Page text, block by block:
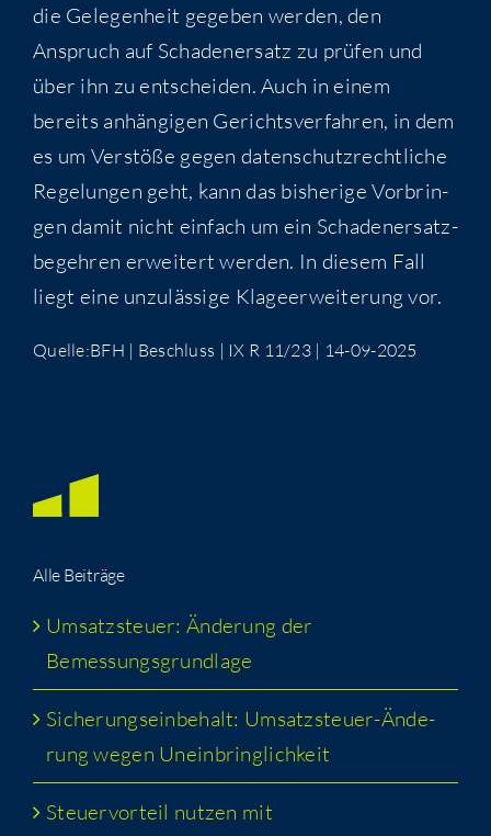
die Gele­gen­heit gege­ben wer­den, den
Anspruch auf Scha­den­er­satz zu prü­fen und
über ihn zu ent­schei­den. Auch in einem
bereits anhän­gi­gen Gerichts­ver­fah­ren, in dem
es um Ver­stö­ße gegen daten­schutz­recht­li­che
Rege­lun­gen geht, kann das bis­he­ri­ge Vor­brin­
gen damit nicht ein­fach um ein Scha­den­er­satz­
be­geh­ren erwei­tert wer­den. In die­sem Fall
liegt eine unzu­läs­si­ge Kla­ge­er­wei­te­rung vor.
Quelle:BFH | Beschluss | IX R 11/23 | 14-09-2025
Alle Bei­trä­ge
Umsatz­steu­er: Ände­rung der
Bemessungsgrundlage
Siche­rungs­ein­be­halt: Umsatz­steu­er-Ände­
rung wegen Uneinbringlichkeit
Steu­er­vor­teil nut­zen mit